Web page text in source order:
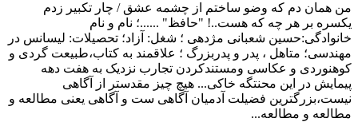
من همان دم که وضو ساختم از چشمه عشق / چار تکبیر زدم
یکسره بر هر چه که هست..! "حافظ" ......؛ نام و نام
خانوادگی:حسین شعبانی مژدهی ؛ شغل: آزاد؛ تحصیلات: لیسانس در
مهندسی؛ متاهل ، پدر و پدربزرگ ؛ علاقمند به کتاب،طبیعت گردی و
کوهنوردی و عکاسی ومستندکردن تجارب نزدیک به هفت دهه
پیمایش در این محنتگه خاکی... هیچ چیز مقدستر از آگاهی
نیست،بزرگترین فضیلت آدمیان آگاهی ست و آگاهی یعنی مطالعه و
مطالعه و مطالعه...